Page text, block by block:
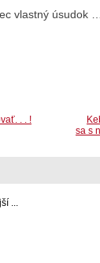
vlastný úsudok …
sa s
. . !
...